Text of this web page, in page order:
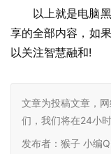
以上就是电脑
享的全部内容，如
以关注智慧融和
文章为投稿文章，
们，我们将在24小时
发布者：猴子 小编